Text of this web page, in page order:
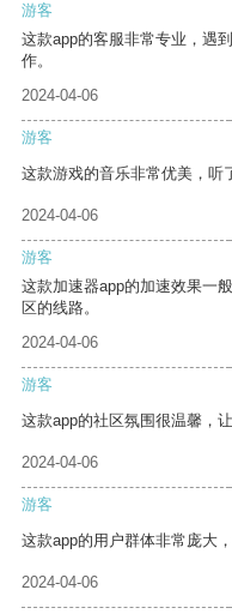
游客
这款app的客服非常专业，遇
作。
2024-04-06
游客
这款游戏的音乐非常优美，听
2024-04-06
游客
这款加速器app的加速效果一
区的线路。
2024-04-06
游客
这款app的社区氛围很温馨，
2024-04-06
游客
这款app的用户群体非常庞大
2024-04-06